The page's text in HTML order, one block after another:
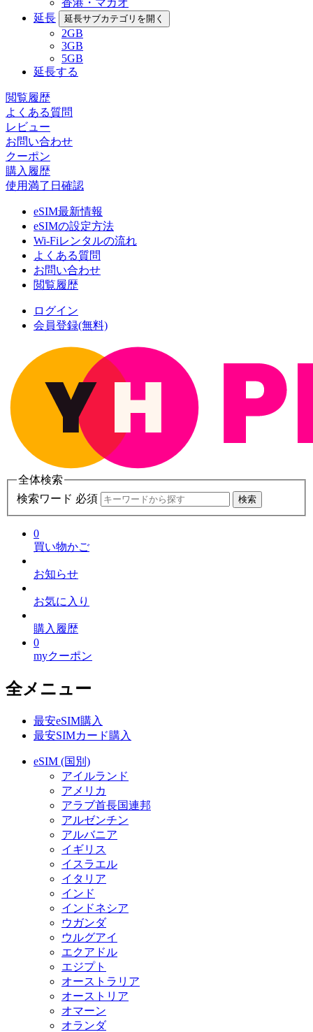
延長
延長サブカテゴリを開く
2GB
3GB
5GB
延長する
閲覧履歴
よくある質問
レビュー
お問い合わせ
クーポン
購入履歴
使用満了日確認
eSIM最新情報
eSIMの設定方法
Wi-Fiレンタルの流れ
よくある質問
お問い合わせ
閲覧履歴
ログイン
会員登録(無料)
全体検索
検索ワード 必須
検索
0
買い物かご
お知らせ
お気に入り
購入履歴
0
myクーポン
全メニュー
最安eSIM購入
最安SIMカード購入
eSIM (国別)
アイルランド
アメリカ
アラブ首長国連邦
アルゼンチン
アルバニア
イギリス
イスラエル
イタリア
インド
インドネシア
ウガンダ
ウルグアイ
エクアドル
エジプト
オーストラリア
オーストリア
オマーン
オランダ